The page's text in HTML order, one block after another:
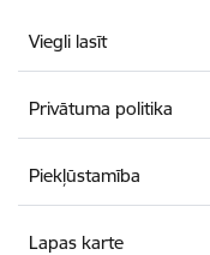
Viegli lasīt
Privātuma politika
Piekļūstamība
Lapas karte